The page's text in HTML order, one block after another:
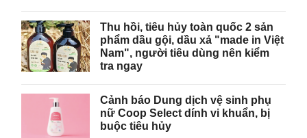
Thu hồi, tiêu hủy toàn quốc 2 sản
phẩm dầu gội, dầu xả "made in Việt
Nam", người tiêu dùng nên kiểm
tra ngay
Cảnh báo Dung dịch vệ sinh phụ
nữ Coop Select dính vi khuẩn, bị
buộc tiêu hủy